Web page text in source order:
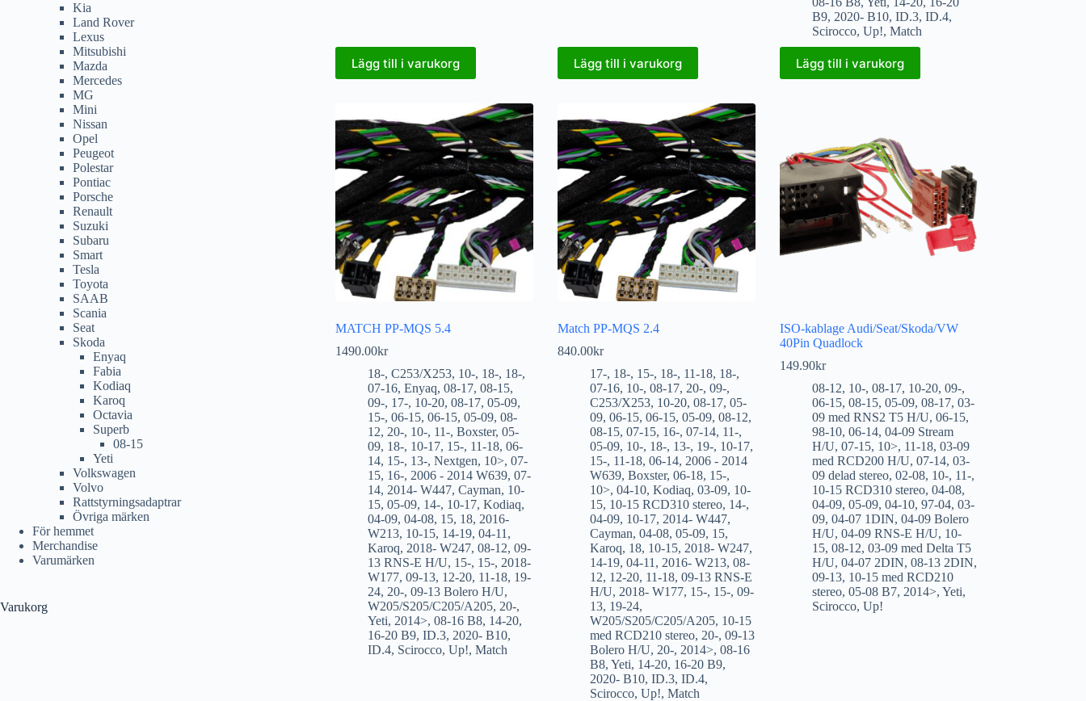
Lägg till i varukorg Lägg till i varukorg
B9, 2020- B10, ID.3, ID.4,
Scirocco, Up!, Match
Lägg till i varukorg
MATCH PP-MQS 5.4
1490.00kr
18-, C253/X253, 10-, 18-, 18-,
07-16, Enyaq, 08-17, 08-15,
09-, 17-, 10-20, 08-17, 05-09,
15-, 06-15, 06-15, 05-09, 08-
12, 20-, 10-, 11-, Boxster, 05-
09, 18-, 10-17, 15-, 11-18, 06-
14, 15-, 13-, Nextgen, 10>, 07-
15, 16-, 2006 - 2014 W639, 07-
14, 2014- W447, Cayman, 10-
15, 05-09, 14-, 10-17, Kodiaq,
04-09, 04-08, 15, 18, 2016-
W213, 10-15, 14-19, 04-11 ,
Karoq, 2018- W247, 08-12, 09-
13 RNS-E H/U, 15-, 15-, 2018-
W177, 09-13, 12-20, 11-18, 19-
24, 20-, 09-13 Bolero H/U,
W205/S205/C205/A205, 20-,
Yeti, 2014>, 08-16 B8, 14-20,
16-20 B9, ID.3, 2020- B10,
ID.4, Scirocco, Up!, Match
Match PP-MQS 2.4
840.00kr
17-, 18-, 15-, 18-, 11-18, 18-,
07-16, 10-, 08-17, 20-, 09-,
C253/X253, 10-20, 08-17, 05-
09, 06-15, 06-15, 05-09, 08-12,
08-15, 07-15, 16-, 07-14, 11-,
05-09, 10-, 18-, 13-, 19-, 10-17,
15-, 11-18, 06-14, 2006 - 2014
W639, Boxster, 06-18, 15-,
10>, 04-10, Kodiaq, 03-09, 10-
15, 10-15 RCD310 stereo, 14-,
04-09, 10-17, 2014- W447,
Cayman, 04-08, 05-09, 15,
Karoq, 18, 10-15, 2018- W247,
14-19, 04-11 , 2016- W213, 08-
12, 12-20, 11-18, 09-13 RNS-E
H/U, 2018- W177, 15-, 15-, 09-
13, 19-24,
W205/S205/C205/A205, 10-15
med RCD210 stereo, 20-, 09-13
Bolero H/U, 20-, 2014>, 08-16
B8, Yeti, 14-20, 16-20 B9,
2020- B10, ID.3, ID.4,
Scirocco, Up!, Match
ISO-kablage Audi/Seat/Skoda/VW
40Pin Quadlock
149.90kr
08-12, 10-, 08-17, 10-20, 09-,
06-15, 08-15, 05-09, 08-17, 03-
09 med RNS2 T5 H/U, 06-15,
98-10, 06-14, 04-09 Stream
H/U, 07-15, 10>, 11-18, 03-09
med RCD200 H/U, 07-14, 03-
09 delad stereo, 02-08, 10-, 11-,
10-15 RCD310 stereo, 04-08,
04-09, 05-09, 04-10, 97-04, 03-
09, 04-07 1DIN, 04-09 Bolero
H/U, 04-09 RNS-E H/U, 10-
15, 08-12, 03-09 med Delta T5
H/U, 04-07 2DIN, 08-13 2DIN,
09-13, 10-15 med RCD210
stereo, 05-08 B7, 2014>, Yeti,
Scirocco, Up!
Kia
Land Rover
Lexus
Mitsubishi
Mazda
Mercedes
MG
Mini
Nissan
Opel
Peugeot
Polestar
Pontiac
Porsche
Renault
Suzuki
Subaru
Smart
Tesla
Toyota
SAAB
Scania
Seat
Skoda
Enyaq
Fabia
Kodiaq
Karoq
Octavia
Superb
08-15
Yeti
Volkswagen
Volvo
Rattstyrningsadaptrar
Övriga märken
För hemmet
Merchandise
Varumärken
Varukorg